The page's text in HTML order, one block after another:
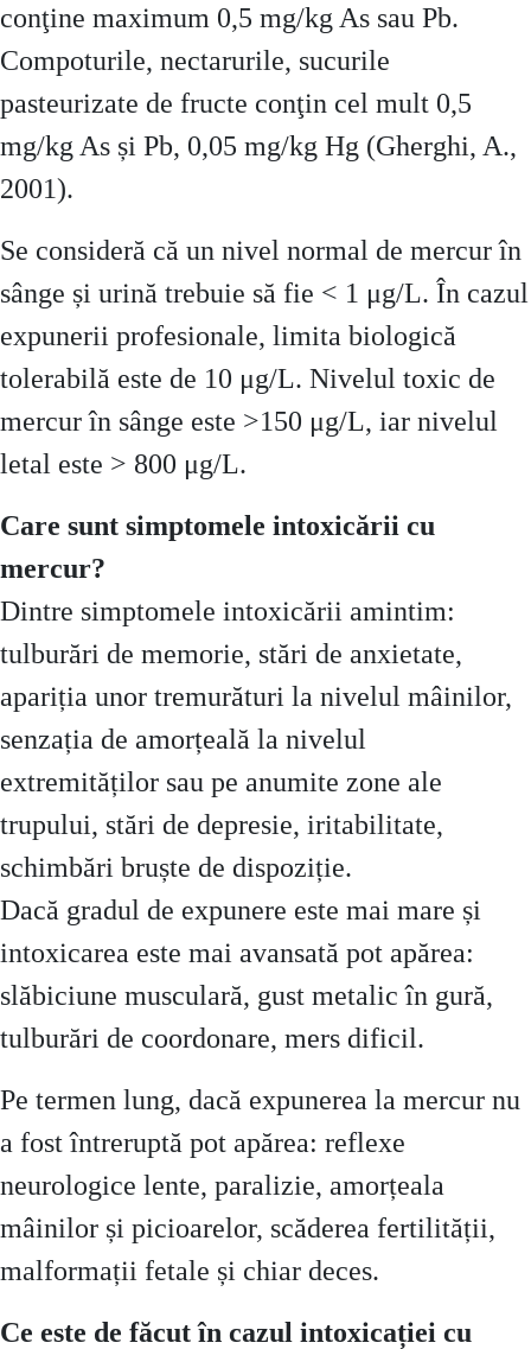
conţine maximum 0,5 mg/kg As sau Pb.
Compoturile, nectarurile, sucurile
pasteurizate de fructe conţin cel mult 0,5
mg/kg As și Pb, 0,05 mg/kg Hg (Gherghi, A.,
2001).
Se consideră că un nivel normal de mercur în
sânge și urină trebuie să fie < 1 μg/L. În cazul
expunerii profesionale, limita biologică
tolerabilă este de 10 μg/L. Nivelul toxic de
mercur în sânge este >150 μg/L, iar nivelul
letal este > 800 μg/L.
Care sunt simptomele intoxicării cu
mercur?
Dintre simptomele intoxicării amintim:
tulburări de memorie, stări de anxietate,
apariția unor tremurături la nivelul mâinilor,
senzația de amorțeală la nivelul
extremităților sau pe anumite zone ale
trupului, stări de depresie, iritabilitate,
schimbări bruște de dispoziție.
Dacă gradul de expunere este mai mare și
intoxicarea este mai avansată pot apărea:
slăbiciune musculară, gust metalic în gură,
tulburări de coordonare, mers dificil.
Pe termen lung, dacă expunerea la mercur nu
a fost întreruptă pot apărea: reflexe
neurologice lente, paralizie, amorțeala
mâinilor și picioarelor, scăderea fertilității,
malformații fetale și chiar deces.
Ce este de făcut în cazul intoxicației cu